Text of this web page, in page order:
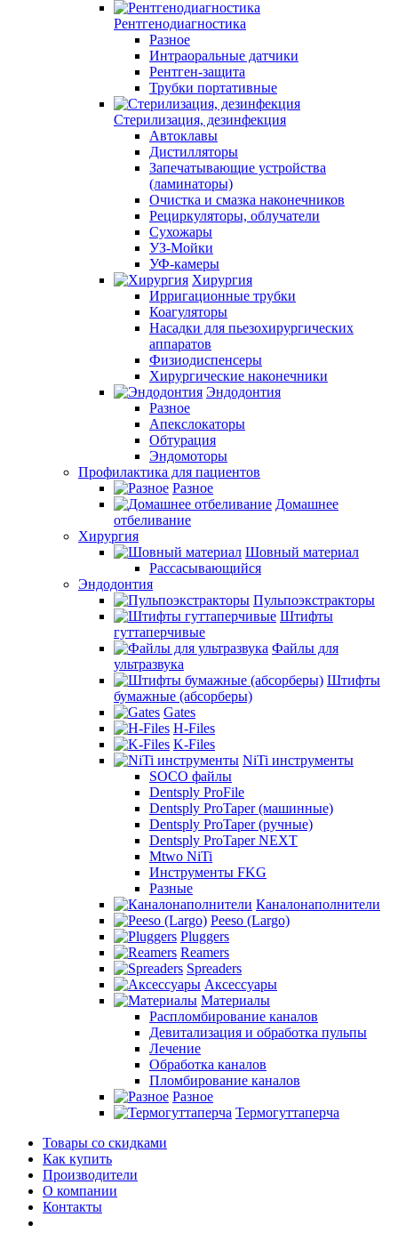
Рентгенодиагностика
Разное
Интраоральные датчики
Рентген-защита
Трубки портативные
Стерилизация, дезинфекция
Автоклавы
Дистилляторы
Запечатывающие устройства
(ламинаторы)
Очистка и смазка наконечников
Рециркуляторы, облучатели
Сухожары
УЗ-Мойки
УФ-камеры
Хирургия
Ирригационные трубки
Коагуляторы
Насадки для пьезохирургических
аппаратов
Физиодиспенсеры
Хирургические наконечники
Эндодонтия
Разное
Апекслокаторы
Обтурация
Эндомоторы
Профилактика для пациентов
Разное
Домашнее
отбеливание
Хирургия
Шовный материал
Рассасывающийся
Эндодонтия
Пульпоэкстракторы
Штифты
гуттаперчивые
Файлы для
ультразвука
Штифты
бумажные (абсорберы)
Gates
H-Files
K-Files
NiTi инструменты
SOCO файлы
Dentsply ProFile
Dentsply ProTaper (машинные)
Dentsply ProTaper (ручные)
Dentsply ProTaper NEXT
Mtwo NiTi
Инструменты FKG
Разные
Каналонаполнители
Peeso (Largo)
Pluggers
Reamers
Spreaders
Аксессуары
Материалы
Распломбирование каналов
Девитализация и обработка пульпы
Лечение
Обработка каналов
Пломбирование каналов
Разное
Термогуттаперча
Товары со скидками
Как купить
Производители
О компании
Контакты